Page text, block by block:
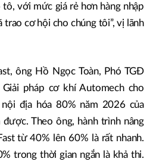
tô, với mức giá rẻ hơn hàng nhập
trao cơ hội cho chúng tôi”, vị lãnh
ông Hồ Ngọc Toàn, Phó TGĐ
pháp cơ khí Automech cho
địa hóa 80% năm 2026 của
được. Theo ông, hành trình nâng
từ 40% lên 60% là rất nhanh.
trong thời gian ngắn là khả thi.